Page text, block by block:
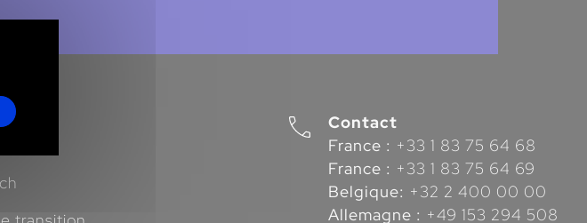
Contact
France : +33 1 83 75 64 68
France : +33 1 83 75 64 69
Belgique: +32 2 400 00 00
Allemagne : +49 153 294 508